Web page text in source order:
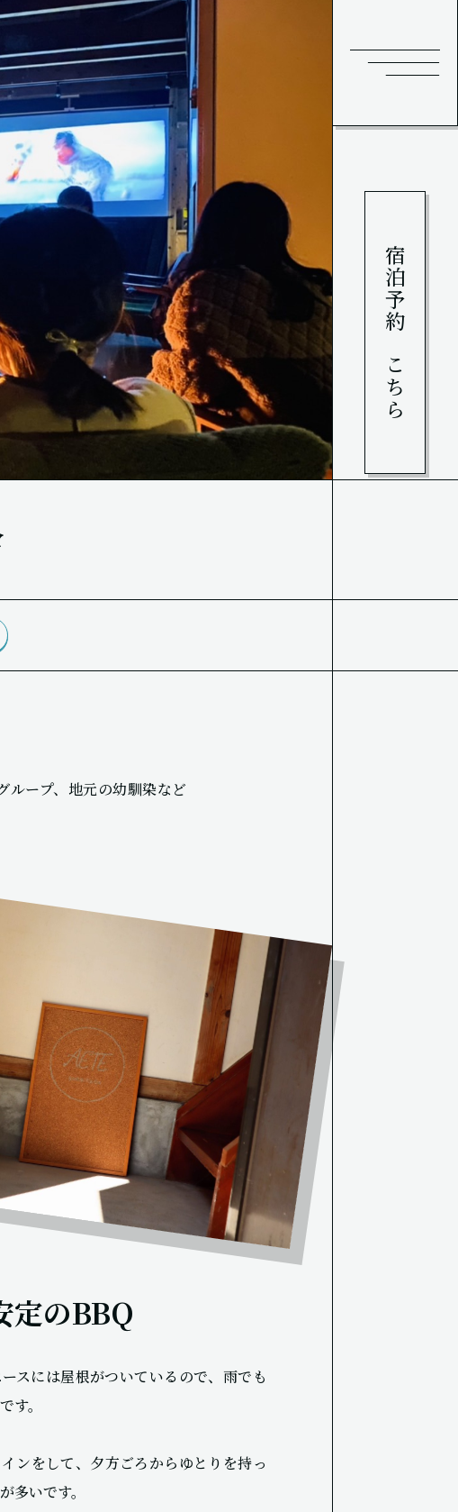
宿泊予約はこちら
ループ、地元の幼馴染など
定のBBQ
スには屋根がついているので、雨でも
す。
ンをして、夕方ごろからゆとりを持っ
多いです。